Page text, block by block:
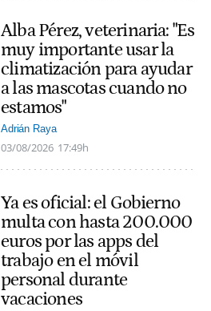
Alba Pérez, veterinaria: "Es
muy importante usar la
climatización para ayudar
a las mascotas cuando no
estamos"
Adrián Raya
03/08/2026 17:49h
Ya es oficial: el Gobierno
multa con hasta 200.000
euros por las apps del
trabajo en el móvil
personal durante
vacaciones